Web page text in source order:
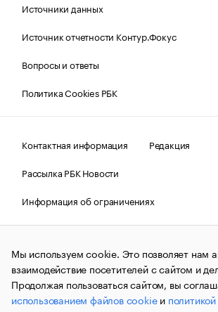
Источники данных
Источник отчетности Контур.Фокус
Вопросы и ответы
Политика Cookies РБК
Контактная информация
Редакция
Рассылка РБК Новости
Информация об ограничениях
Правовая информация
О соблюдении
© АО «РОСБИЗНЕСКОНСАЛТИНГ»,
и материалы информационного агентства
(зарегистрировано Федеральной службой по
связи, информационных технологий и
коммуникаций (Роскомнадзор) 09.12.2015 за
Мы используем cookie. Это позволяет нам
взаимодействие посетителей с сайтом и
Продолжая пользоваться сайтом, вы
использованием файлов cookieи политикой